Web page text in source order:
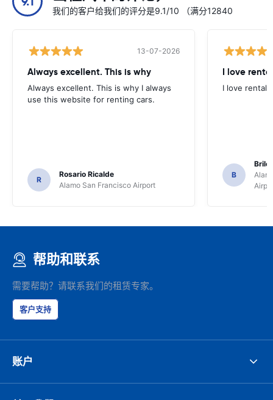
我们的客户给我们的评分是9.1/10 （满分12840
13-07-2026
Always excellent. This is why
Always excellent. This is why I always
use this website for renting cars.
R
Rosario Ricalde
Alamo San Francisco Airport
I love
I love rental
B
帮助和联系
需要帮助？请联系我们的租赁专家。
客户支持
账户